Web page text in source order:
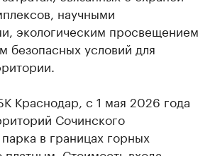
научными
экологическим просвещением
безопасных условий для
Краснодар, с 1 мая 2026 года
Сочинского
в границах горных